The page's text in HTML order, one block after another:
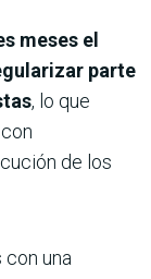
meses el
parte
, lo que
de los
con una